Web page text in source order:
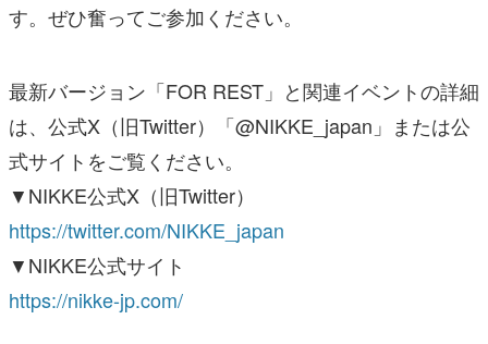
す。ぜひ奮ってご参加ください。
最新バージョン「FOR REST」と関連イベントの詳細
は、公式X（旧Twitter）「@NIKKE_japan」または公
式サイトをご覧ください。
▼NIKKE公式X（旧Twitter）
https://twitter.com/NIKKE_japan
▼NIKKE公式サイト
https://nikke-jp.com/